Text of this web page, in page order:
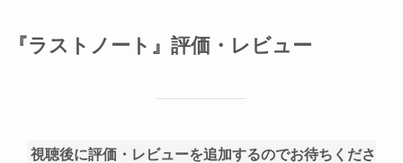
『ラストノート』評価・レビュー
視聴後に評価・レビューを追加するのでお待ちくださ